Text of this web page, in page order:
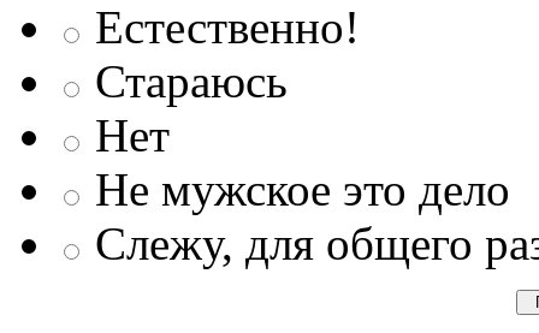
Естественно!
Стараюсь
Нет
Не мужское это дело
Слежу, для общего